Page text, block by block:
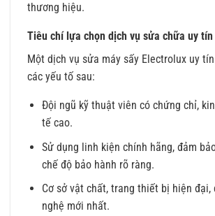
thương hiệu.
Tiêu chí lựa chọn dịch vụ sửa chữa uy tín
Một dịch vụ sửa máy sấy Electrolux uy
các yếu tố sau:
Đội ngũ kỹ thuật viên có chứng chỉ,
tế cao.
Sử dụng linh kiện chính hãng, đảm
chế độ bảo hành rõ ràng.
Cơ sở vật chất, trang thiết bị hiện đại,
nghệ mới nhất.